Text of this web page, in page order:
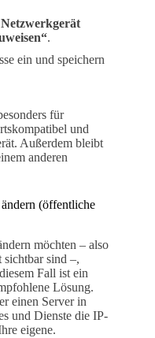
Netzwerkgerät
.
ein und speichern
für
und
Außerdem bleibt
anderen
(öffentliche
möchten – also
sichtbar sind –,
Fall ist ein
Lösung.
einen Server in
und Dienste die IP-
eigene.